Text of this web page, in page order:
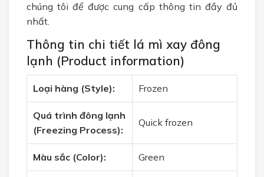
chúng tôi để được cung cấp thông tin đầy đủ
nhất.
Thông tin chi tiết lá mì xay đông
lạnh (Product information)
Loại hàng (Style): Frozen
Quá trình đông lạnh
(Freezing Process):
Quick frozen
Màu sắc (Color): Green